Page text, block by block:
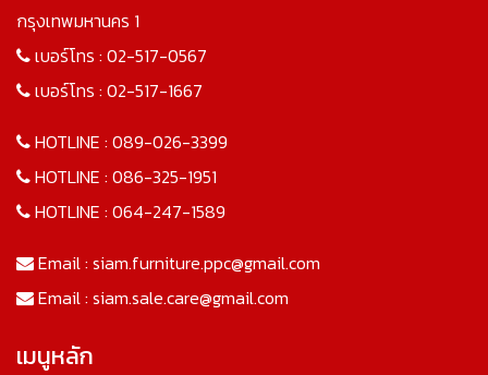
กรุงเทพมหานคร 1
เบอร์โทร : 02-517-0567
เบอร์โทร : 02-517-1667
HOTLINE : 089-026-3399
HOTLINE : 086-325-1951
HOTLINE : 064-247-1589
Email : siam.furniture.ppc@gmail.com
Email : siam.sale.care@gmail.com
เมนูหลัก